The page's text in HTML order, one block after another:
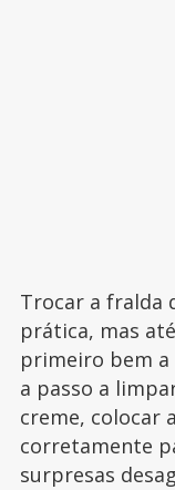
Trocar a fralda
prática, mas
primeiro bem a
a passo a
creme, colocar
corretamente
surpresas